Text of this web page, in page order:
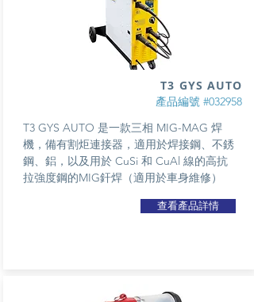
產品編號 #032958
T3 GYS AUTO 是一款三相 MIG-MAG 焊
機，備有割炬連接器，適用於焊接鋼、不銹
鋼、鋁，以及用於 CuSi 和 CuAl 線的高抗
拉強度鋼的MIG釬焊（適用於車身維修）
T3 GYS AUTO
查看產品詳情